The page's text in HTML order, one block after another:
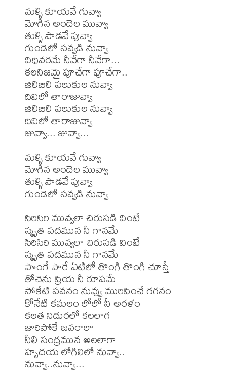
మళ్ళి కూయవే గువ్వా
మోగిన అందెల మువ్వా
తుళ్ళి పాడవే పువ్వా
గుండెలో సవ్వడి నువ్వా
విధివరమే నీవేగా నీవేగా...
కలనిజమై పూచేగా పూచేగా..
జిలిబిలి పలుకుల నువ్వా
దివిలో తారాజువ్వా
జిలిబిలి పలుకుల నువ్వా
దివిలో తారాజువ్వా
జువ్వా... జువ్వా...
మళ్ళి కూయవే గువ్వా
మోగిన అందెల మువ్వా
తుళ్ళి పాడవే పువ్వా
గుండెలో సవ్వడి నువ్వా
సిరిసిరి మువ్వలా చిరుసడి వింటే
స్మృతి పదమున నీ గానమే
సిరిసిరి మువ్వలా చిరుసడి వింటే
స్మృతి పదమున నీ గానమే
పొంగే పారే ఏటిలో తొంగి తొంగి చూస్తే
తోచెను ప్రియ నీ రూపమే
సోకేటి పవనం నువ్వు మురిపించే గగనం
కోనేటి కమలం లోలో నీ అరళం
కలత నిదురలో కలలాగ
జారిపోకే జవరాలా
నీలి సంద్రమున అలలాగా
హృదయ లోగిలిలో నువ్వా..
నువ్వా..నువ్వా...